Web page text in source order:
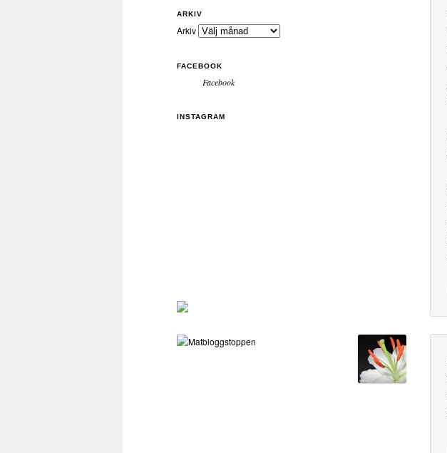
ARKIV
Arkiv
FACEBOOK
Facebook
INSTAGRAM